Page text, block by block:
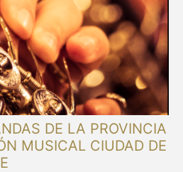
DE LA PROVINCIA
MUSICAL CIUDAD DE